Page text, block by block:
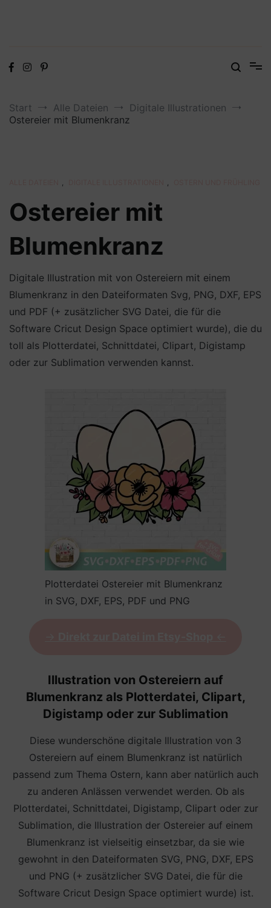
Start Alle Dateien
Digitale Illustrationen
Ostereier mit Blumenkranz
, ,
Ostereier mit
Blumenkranz
Digitale Illustration mit von Ostereiern mit einem
Blumenkranz in den Dateiformaten Svg, PNG, DXF, EPS
und PDF (+ zusätzlicher SVG Datei, die für die
Software Cricut Design Space optimiert wurde), die du
toll als Plotterdatei, Schnittdatei, Clipart, Digistamp
oder zur Sublimation verwenden kannst.
Plotterdatei Ostereier mit Blumenkranz
in SVG, DXF, EPS, PDF und PNG
Illustration von Ostereiern auf
Blumenkranz alsPlotterdatei, Clipart,
Digistamp oder zur Sublimation
Diese wunderschöne digitale Illustration von 3
Ostereiern auf einem Blumenkranz ist natürlich
passend zum Thema Ostern, kann aber natürlich auch
zu anderen Anlässen verwendet werden. Ob als
Plotterdatei, Schnittdatei, Digistamp, Clipart oder zur
Sublimation, die Illustration der Ostereier auf einem
Blumenkranz ist vielseitig einsetzbar, da sie wie
gewohnt in den Dateiformaten SVG, PNG, DXF, EPS
und PNG (+ zusätzlicher SVG Datei, die für die
Software Cricut Design Space optimiert wurde) ist.